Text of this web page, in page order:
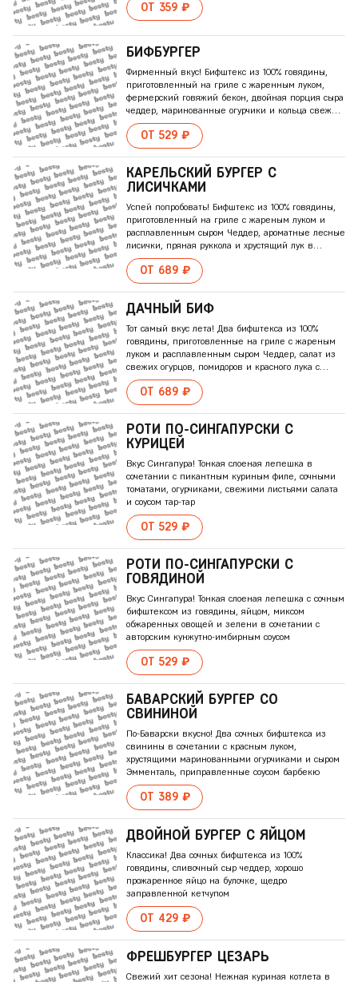
ОТ 359 ₽
БИФБУРГЕР
Фирменный вкус! Бифштекс из 100% говядины,
приготовленный на гриле с жаренным луком,
фермерский говяжий бекон, двойная порция сыра
чеддер, маринованные огурчики и кольца свежего
красного лука на поджаренной булочке, щедро
заправленной кетчупом и горчицей.
ОТ 529 ₽
КАРЕЛЬСКИЙ БУРГЕР С
ЛИСИЧКАМИ
Успей попробовать! Бифштекс из 100% говядины,
приготовленный на гриле с жареным луком и
расплавленным сыром Чеддер, ароматные лесные
лисички, пряная руккола и хрустящий лук в
сочетании с соусом из грибов и деревенской
сметанойОТ 689 ₽
ДАЧНЫЙ БИФ
Тот самый вкус лета! Два бифштекса из 100%
говядины, приготовленные на гриле с жареным
луком и расплавленным сыром Чеддер, салат из
свежих огурцов, помидоров и красного лука с
авторской заправкой из сметаны и французской
горчицыОТ 689 ₽
РОТИ ПО-СИНГАПУРСКИ С
КУРИЦЕЙ
Вкус Сингапура! Тонкая слоеная лепешка в
сочетании с пикантным куриным филе, сочными
томатами, огурчиками, свежими листьями салата
и соусом тар-тар
ОТ 529 ₽
РОТИ ПО-СИНГАПУРСКИ С
ГОВЯДИНОЙ
Вкус Сингапура! Тонкая слоеная лепешка с сочным
бифштексом из говядины, яйцом, миксом
обжаренных овощей и зелени в сочетании с
авторским кунжутно-имбирным соусом
ОТ 529 ₽
БАВАРСКИЙ БУРГЕР СО
СВИНИНОЙ
По-Баварски вкусно! Два сочных бифштекса из
свинины в сочетании с красным луком,
хрустящими маринованными огурчиками и сыром
Эмменталь, приправленные соусом барбекю
ОТ 389 ₽
ДВОЙНОЙ БУРГЕР С ЯЙЦОМ
Классика! Два сочных бифштекса из 100%
говядины, сливочный сыр чеддер, хорошо
прожаренное яйцо на булочке, щедро
заправленной кетчупом
ОТ 429 ₽
ФРЕШБУРГЕР ЦЕЗАРЬ
Свежий хит сезона! Нежная куриная котлета в